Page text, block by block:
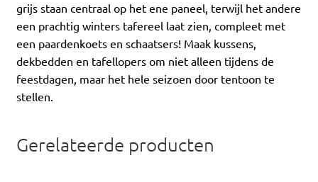
grijs staan centraal op het ene paneel, terwijl het andere
een prachtig winters tafereel laat zien, compleet met
een paardenkoets en schaatsers! Maak kussens,
dekbedden en tafellopers om niet alleen tijdens de
feestdagen, maar het hele seizoen door tentoon te
stellen.
Gerelateerde producten